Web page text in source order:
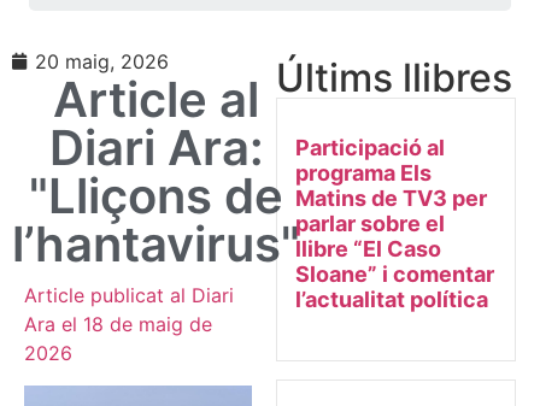
20 maig, 2026
Article al
Diari Ara:
"Lliçons de
l’hantavirus"
Article publicat al Diari
Ara el 18 de maig de
2026
Últims llibres
Participació al
programa Els
Matins de TV3 per
parlar sobre el
llibre “El Caso
Sloane” i comentar
l’actualitat política